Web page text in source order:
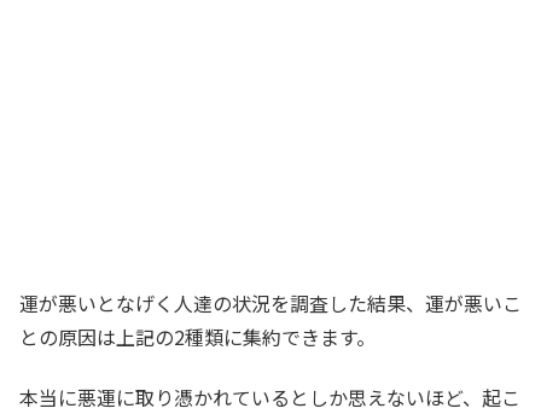
運が悪いとなげく人達の状況を調査した結果、運が悪いこ
との原因は上記の2種類に集約できます。
本当に悪運に取り憑かれているとしか思えないほど、起こ